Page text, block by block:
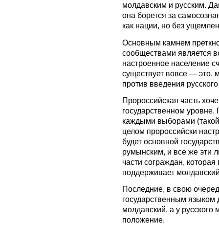
молдавским и русским.
она борется за
как нации, но без
Основным камнем
сообществами является
настроенное население
существует вовсе — это,
против введения
Пророссийская часть
государственном
каждыми выборами
целом пророссийски
будет основной
румынским, и все же эти
части сограждан,
поддерживает
Последние, в свою
государственным языком
молдавский, а у
положение.